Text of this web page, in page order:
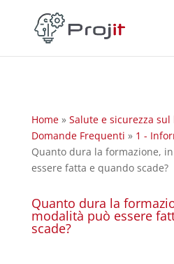
Home» Salute e sicurezza sul
Domande Frequenti » 1 -
Quanto dura la formazione,
essere fatta e quando scade?
Quanto dura la
modalità può essere
scade?